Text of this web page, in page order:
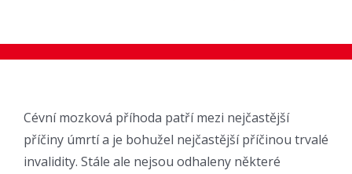
Cévní mozková příhoda patří mezi nejčastější
příčiny úmrtí a je bohužel nejčastější příčinou trvalé
invalidity. Stále ale nejsou odhaleny některé